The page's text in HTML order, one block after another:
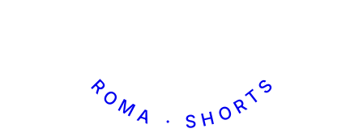
ROMA · SHORTS